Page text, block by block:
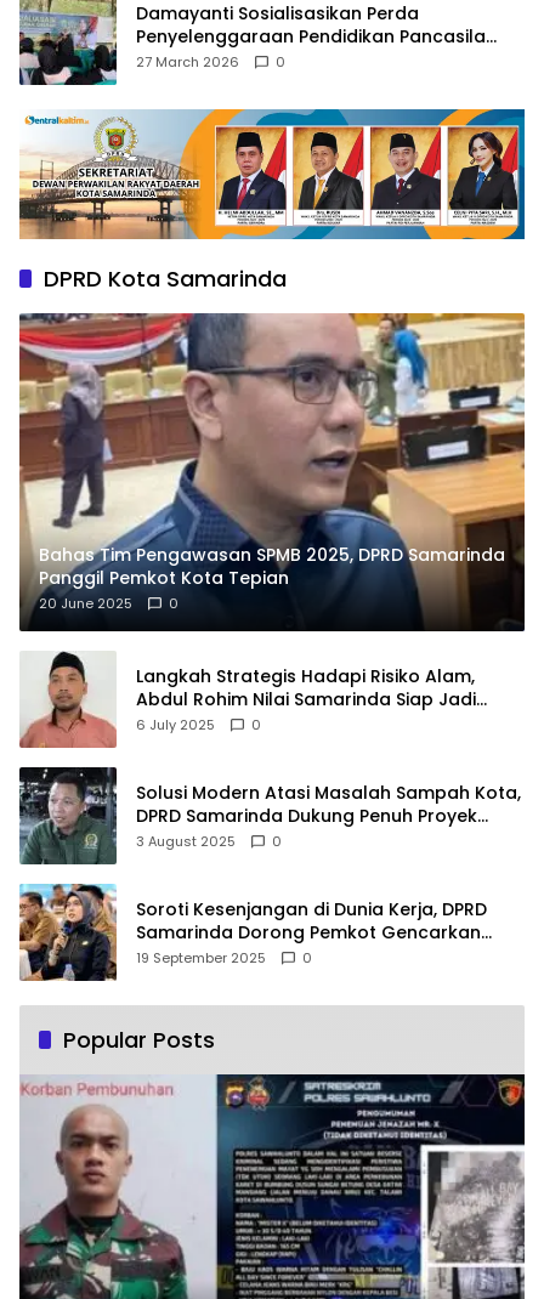
Damayanti Sosialisasikan Perda
Penyelenggaraan Pendidikan Pancasila
dan Wawasan Kebangsaan
27 March 2026 0
DPRD Kota Samarinda
Bahas Tim Pengawasan SPMB 2025, DPRD Samarinda
Panggil Pemkot Kota Tepian
20 June 2025 0
Langkah Strategis Hadapi Risiko Alam,
Abdul Rohim Nilai Samarinda Siap Jadi
Pusat Logistik Bencana Kalimantan
6 July 2025 0
Solusi Modern Atasi Masalah Sampah Kota,
DPRD Samarinda Dukung Penuh Proyek
PLTSA
3 August 2025 0
Soroti Kesenjangan di Dunia Kerja, DPRD
Samarinda Dorong Pemkot Gencarkan
Pemberdayaan Perempuan
19 September 2025 0
Popular Posts